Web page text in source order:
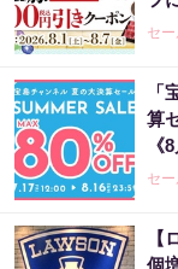
セ
「
算
《
セ
【
個